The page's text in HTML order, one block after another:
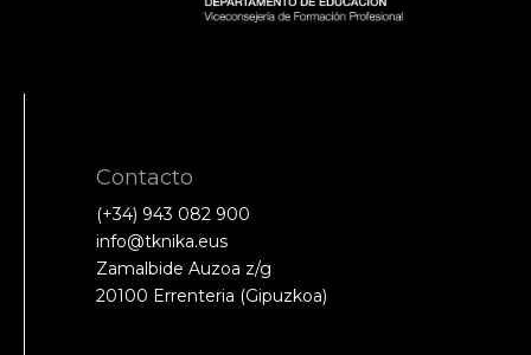
Contacto
(+34) 943 082 900
info@tknika.eus
Zamalbide Auzoa z/g
20100 Errenteria (Gipuzkoa)